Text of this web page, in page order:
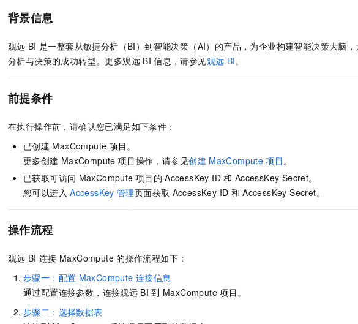
背景信息
观远 BI 是一整套从敏捷分析（BI）到智能决策（AI）的产品，为企业构建智能决策大脑
分析与决策的成功转型。更多观远 BI 信息，请参见观远 BI。
前提条件
在执行操作前，请确认您已满足如下条件：
已创建 MaxCompute 项目。
更多创建 MaxCompute 项目操作，请参见创建 MaxCompute 项目。
已获取可访问 MaxCompute 项目的 AccessKey ID 和 AccessKey Secret。
您可以进入 AccessKey 管理页面获取 AccessKey ID 和 AccessKey Secret。
操作流程
观远 BI 连接 MaxCompute 的操作流程如下：
步骤一：配置 MaxCompute 连接信息
通过配置连接参数，连接观远 BI 到 MaxCompute 项目。
步骤二：选择数据表
能看、能想、能动手的多模态智能体模型
Qwen3-VL-Plus
视觉 Coding、空间感知、多模态思考等全面升级
GLM-5.2
1M上下文，专为长程任务能力而生
Wan2.7-
大模型服务
千问AI平台-Token Plan NEW
千问AI平台-模型体验
在线体验全尺寸、多种模态的模型效果
大模型服务平台百炼-应用模版
大模型服务平台百炼-智能体
灵活可视化地构建企业级 Agent
大模型解决方案
快速部署 Dify，高效搭建 AI 应用
云原生大数据计算服务 MaxCompute
解决方案免费试用 新老同享
AI 产品 免费试用
140+云产品 免费试用
大模型ACA认证体验
助力企业全员 AI 认知与能力提升
Night Plan 支持 Qwen 3.8-Max
电子合同
畅捷通
Tableau 订阅
AI空中课堂在线直播课堂（旗舰版）
生态解决方案
行业生态解决方案
开发者生态解决方案
AI 开发和 AI 应用解决方案
企业应用
OA 办公系统
400电话
广告营销
Ubuntu
模板小程序
服务生态伙伴
天池大赛
AI 算法大赛
云开发大赛